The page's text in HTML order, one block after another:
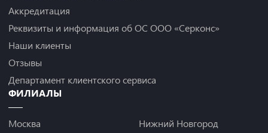
Аккредитация
Реквизиты и информация об ОС ООО «Серконс»
Наши клиенты
Отзывы
Департамент клиентского сервиса
ФИЛИАЛЫ
Москва
Нижний Новгород